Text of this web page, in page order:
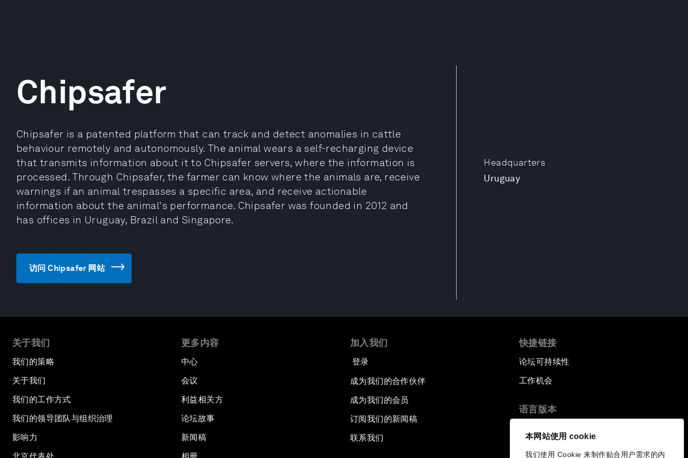
本网站使用 cookie
我们使用 Cookie 来制作贴合用户需求的内
Headquarters
Uruguay
Chipsafer
Chipsafer is a patented platform that can track and detect anomalies in cattle
behaviour remotely and autonomously. The animal wears a self-recharging device
that transmits information about it to Chipsafer servers, where the information is
processed. Through Chipsafer, the farmer can know where the animals are, receive
warnings if an animal trespasses a specific area, and receive actionable
information about the animal's performance. Chipsafer was founded in 2012 and
has offices in Uruguay, Brazil and Singapore.
访问 Chipsafer 网站
关于我们
我们的策略
关于我们
我们的工作方式
我们的领导团队与组织治理
影响力
更多内容
中心
会议
利益相关方
论坛故事
新闻稿
加入我们
登录
成为我们的合作伙伴
成为我们的会员
订阅我们的新闻稿
联系我们
快捷链接
论坛可持续性
工作机会
语言版本